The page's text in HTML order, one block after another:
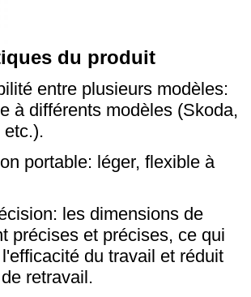
du produit
entre plusieurs modèles:
à différents modèles (Skoda,
etc.).
portable: léger, flexible à
les dimensions de
précises et précises, ce qui
du travail et réduit
retravail.